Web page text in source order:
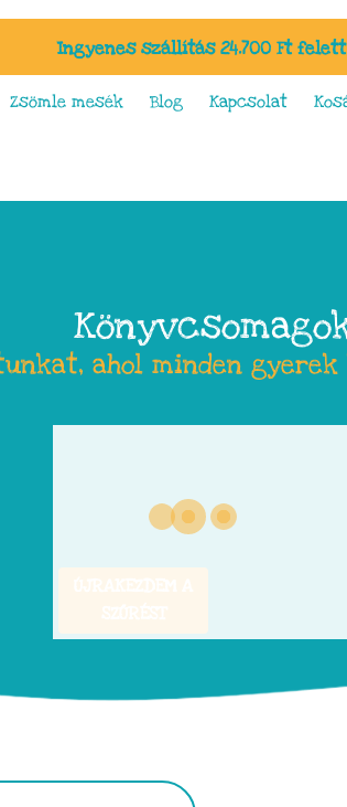
Ingyenes szállítás 24.700 Ft
Zsömle mesék Blog Kapcsolat
ahol minden